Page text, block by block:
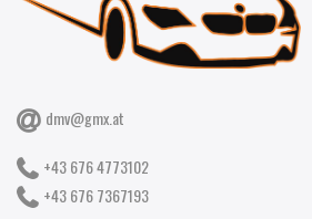
dmv@gmx.at
+43 676 4773102
+43 676 7367193